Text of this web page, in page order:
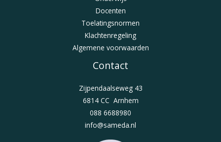
Docenten
Toelatingsnormen
Klachtenregeling
Algemene voorwaarden
Contact
Zijpendaalseweg 43
6814 CC Arnhem
088 6688980
info@sameda.nl